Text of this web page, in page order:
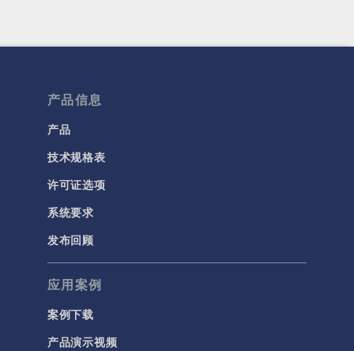
产品信息
产品
技术规格表
许可证选项
系统要求
发布回顾
应用案例
案例下载
产品演示视频